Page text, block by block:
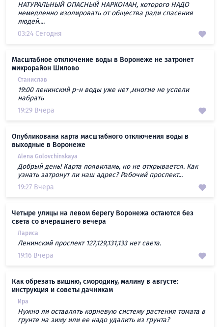
НАТУРАЛЬНЫЙ ОПАСНЫЙ НАРКОМАН, которого НАДО
немедленно изолировать от общества ради спасения
людей....
03:24 Сегодня
Масштабное отключение воды в Воронеже не затронет
микрорайон Шилово
Станислав
19:00 ленинский р-н воды уже нет ,многие не успели
набрать
19:29 Вчера
Опубликована карта масштабного отключения воды в
выходные в Воронеже
Alena Golovchinskaya
Добрый день! Карта появиламь, но не открывается. Как
узнать затронут ли наш адрес? Рабочий проспект...
19:27 Вчера
Четыре улицы на левом берегу Воронежа остаются без
света со вчерашнего вечера
Лариса
Ленинский проспект 127,129,131,133 нет света.
19:16 Вчера
Как обрезать вишню, смородину, малину в августе:
инструкция и советы дачникам
Ира
Нужно ли оставлять корневую систему растения томата в
грунте на зиму или ее надо удалить из грунта?